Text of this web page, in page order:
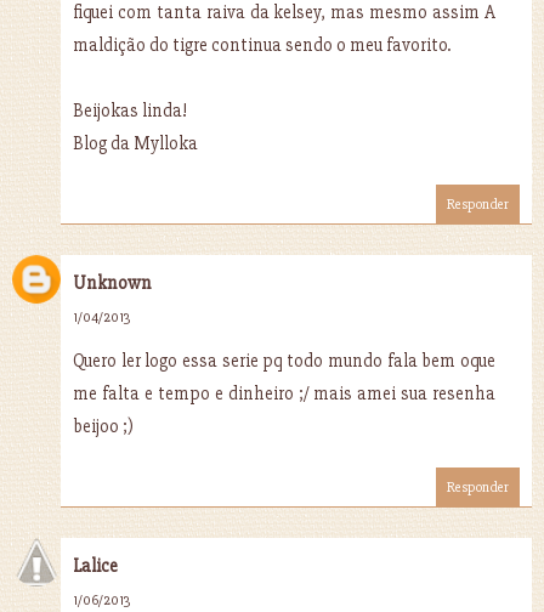
fiquei com tanta raiva da kelsey, mas mesmo assim A
maldição do tigre continua sendo o meu favorito.
Beijokas linda!
Blog da Mylloka
Responder
Unknown
1/04/2013
Quero ler logo essa serie pq todo mundo fala bem oque
me falta e tempo e dinheiro ;/ mais amei sua resenha
beijoo ;)
Responder
Lalice
1/06/2013